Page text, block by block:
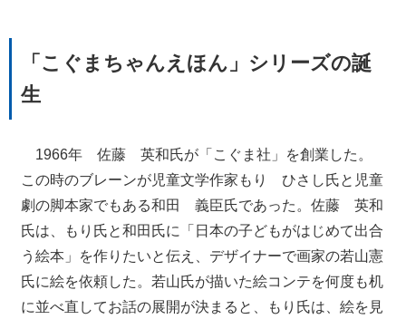
「こぐまちゃんえほん」シリーズの誕
生
1966年 佐藤 英和氏が「こぐま社」を創業した。
この時のブレーンが児童文学作家もり ひさし氏と児童
劇の脚本家でもある和田 義臣氏であった。佐藤 英和
氏は、もり氏と和田氏に「日本の子どもがはじめて出合
う絵本」を作りたいと伝え、デザイナーで画家の若山憲
氏に絵を依頼した。若山氏が描いた絵コンテを何度も机
に並べ直してお話の展開が決まると、もり氏は、絵を見